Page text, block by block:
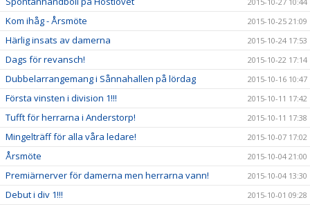
Kom ihåg - Årsmöte 2015-10-25 21:09
Härlig insats av damerna 2015-10-24 17:53
Dags för revansch! 2015-10-22 17:14
Dubbelarrangemang i Sånnahallen på lördag 2015-10-16 10:47
Första vinsten i division 1!!! 2015-10-11 17:42
Tufft för herrarna i Anderstorp! 2015-10-11 17:38
Mingelträff för alla våra ledare! 2015-10-07 17:02
Årsmöte 2015-10-04 21:00
Premiärnerver för damerna men herrarna vann! 2015-10-04 13:30
Debut i div 1!!! 2015-10-01 09:28